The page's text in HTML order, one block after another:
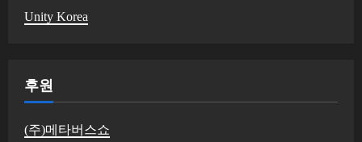
Unity Korea
후원
(주)메타버스쇼